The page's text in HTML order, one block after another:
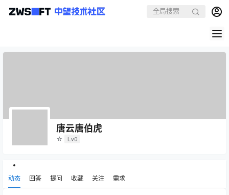
唐云唐伯虎
☆ Lv0
动态 回答 提问 收藏 关注 需求